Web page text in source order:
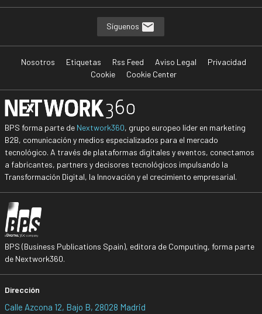
Síguenos
Nosotros Etiquetas Rss Feed Aviso Legal
Privacidad
Cookie
Cookie Center
BPS forma parte de Nextwork360, grupo europeo líder en marketing
B2B, comunicación y medios especializados para el mercado
tecnológico. A través de plataformas digitales y eventos, conectamos
a fabricantes, partners y decisores tecnológicos impulsando la
Transformación Digital, la Innovación y el crecimiento empresarial.
BPS (Business Publications Spain), editora de Computing, forma parte
de Nextwork360.
Dirección
Calle Azcona 12, Bajo B, 28028 Madrid